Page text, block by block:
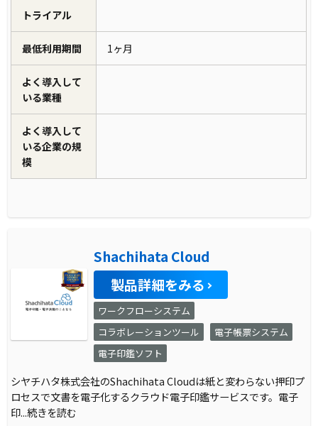
トライアル
最低利用期間 1ヶ月
よく導入して
いる業種
よく導入して
いる企業の規
模
Shachihata Cloud
製品詳細をみる
ワークフローシステム
コラボレーションツール
電子帳票システム
電子印鑑ソフト
シヤチハタ株式会社のShachihata Cloudは紙と変わらない押印プ
ロセスで文書を電子化するクラウド電子印鑑サービスです。電子
印...続きを読む